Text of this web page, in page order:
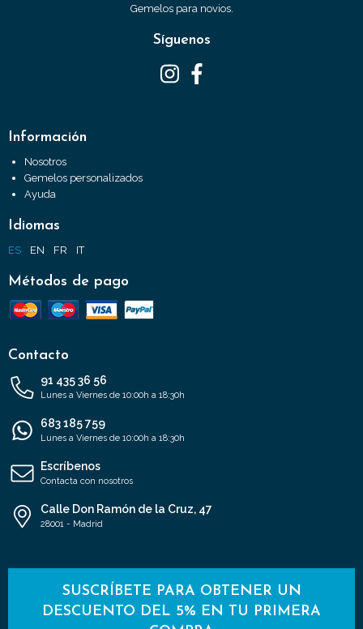
Gemelos para novios.
Síguenos
Información
Nosotros
Gemelos personalizados
Ayuda
Idiomas
ES EN FR IT
Métodos de pago
Contacto
91 435 36 56
Lunes a Viernes de 10:00h a 18:30h
683 185 759
Lunes a Viernes de 10:00h a 18:30h
Escríbenos
Contacta con nosotros
Calle Don Ramón de la Cruz, 47
28001 - Madrid
SUSCRÍBETE PARA OBTENER UN
DESCUENTO DEL 5% EN TU PRIMERA